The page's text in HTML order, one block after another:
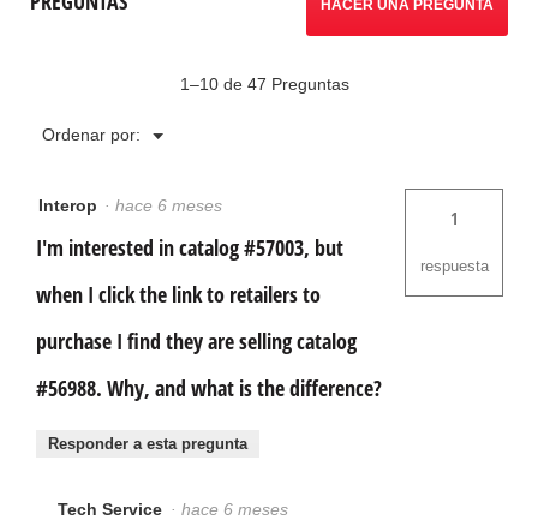
EZ
HACER UNA PREGUNTA
1–10 de 47 Preguntas
Ordenar por: ▼
Menú
Interop · hace 6 meses
I'm interested in catalog #57003, but
when I click the link to retailers to
purchase I find they are selling catalog
#56988. Why, and what is the difference?
1
respuesta
Responder a esta pregunta
Tech Service · hace 6 meses